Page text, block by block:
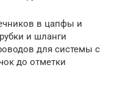
в цапфы и
и шланги
для системы с
до отметки